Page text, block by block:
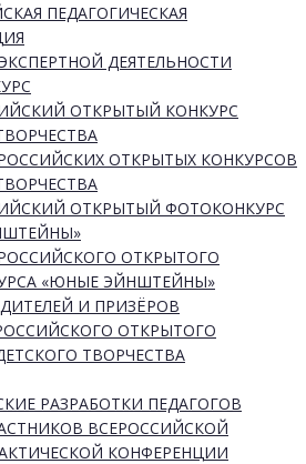
ПЕДАГОГИЧЕСКАЯ
ДЕЯТЕЛЬНОСТИ
ОТКРЫТЫЙ КОНКУРС
ОТКРЫТЫХ КОНКУРСОВ
ОТКРЫТЫЙ ФОТОКОНКУРС
ОТКРЫТОГО
«ЮНЫЕ ЭЙНШТЕЙНЫ»
И ПРИЗЁРОВ
ОТКРЫТОГО
ТВОРЧЕСТВА
РАЗРАБОТКИ ПЕДАГОГОВ
ВСЕРОССИЙСКОЙ
КОНФЕРЕНЦИИ